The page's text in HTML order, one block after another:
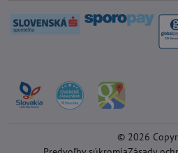
© 2026